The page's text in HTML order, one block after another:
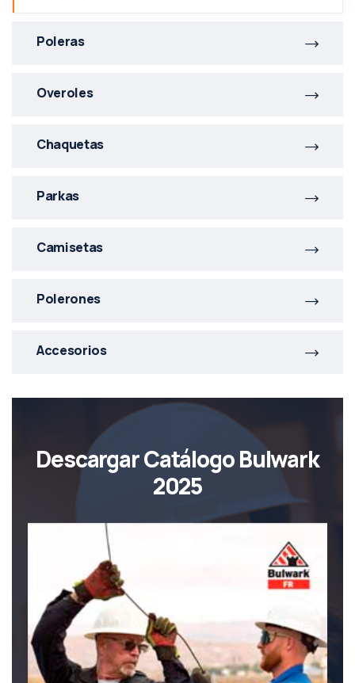
Poleras
Overoles
Chaquetas
Parkas
Camisetas
Polerones
Accesorios
Descargar Catálogo Bulwark
2025